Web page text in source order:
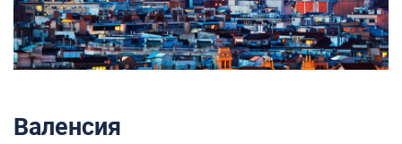
Валенсия